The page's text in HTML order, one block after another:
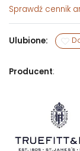
Sprawdź cennik
Ulubione:
Producent: